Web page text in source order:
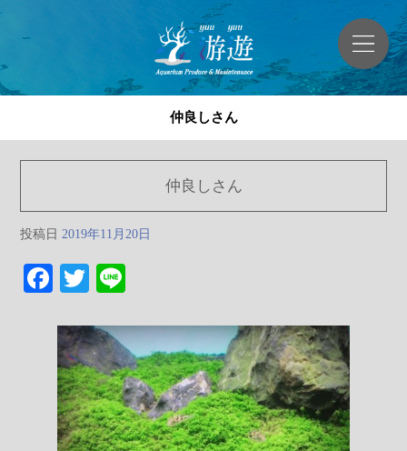
仲良しさん
仲良しさん
投稿日 2019年11月20日
Facebook
Twitter